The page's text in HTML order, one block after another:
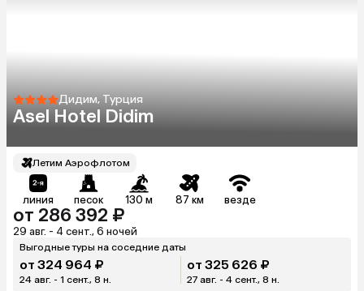
Дидим, Турция
Asel Hotel Didim
Летим Аэрофлотом
линия песок 130 м 87 км везде
от 286 392 ₽
29 авг. - 4 сент., 6 ночей
Выгодные туры на соседние даты
от 324 964 ₽
24 авг. - 1 сент., 8 н.
от 325 626 ₽
27 авг. - 4 сент., 8 н.